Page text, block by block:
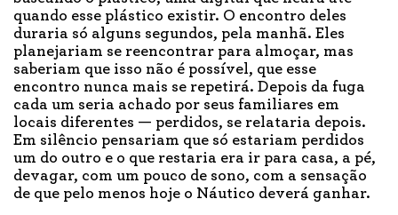
quando esse plástico existir. O encontro deles
duraria só alguns segundos, pela manhã. Eles
planejariam se reencontrar para almoçar, mas
saberiam que isso não é possível, que esse
encontro nunca mais se repetirá. Depois da fuga
cada um seria achado por seus familiares em
locais diferentes — perdidos, se relataria depois.
Em silêncio pensariam que só estariam perdidos
um do outro e o que restaria era ir para casa, a pé,
devagar, com um pouco de sono, com a sensação
de que pelo menos hoje o Náutico deverá ganhar.